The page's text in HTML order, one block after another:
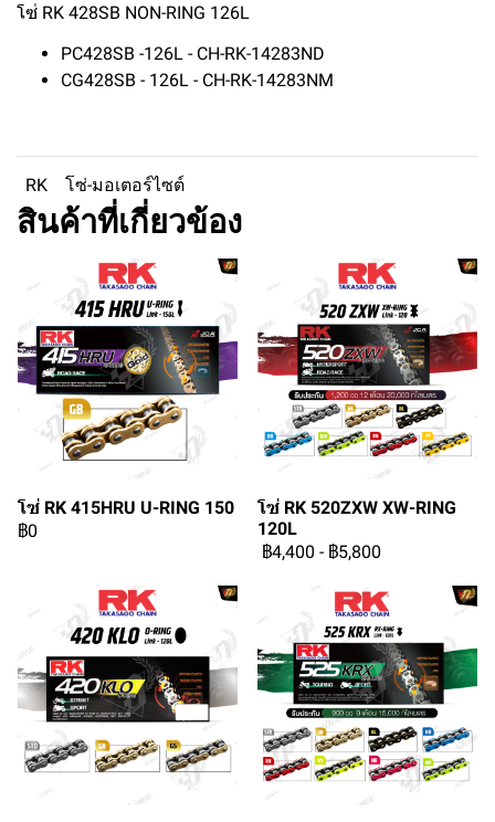
โซ่ RK 428SB NON-RING 126L
PC428SB -126L - CH-RK-14283ND
CG428SB - 126L - CH-RK-14283NM
RK โซ่-มอเตอร์ไซต์
สินค้าที่เกี่ยวข้อง
โซ่ RK 415HRU U-RING 150
฿0
โซ่ RK 520ZXW XW-RING
120L
฿4,400 - ฿5,800